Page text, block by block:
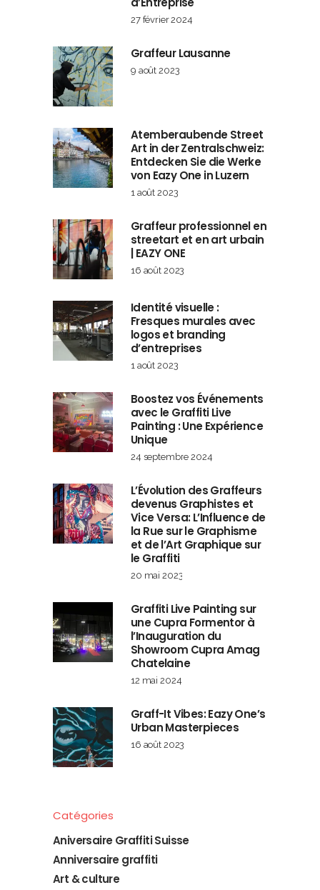
27 février 2024
Graffeur Lausanne
9 août 2023
Atemberaubende Street
Art in der Zentralschweiz:
Entdecken Sie die Werke
von Eazy One in Luzern
1 août 2023
Graffeur professionnel en
streetart et en art urbain
| EAZY ONE
16 août 2023
Identité visuelle :
Fresques murales avec
logos et branding
d’entreprises
1 août 2023
Boostez vos Événements
avec le Graffiti Live
Painting : Une Expérience
Unique
24 septembre 2024
L’Évolution des Graffeurs
devenus Graphistes et
Vice Versa: L’Influence de
la Rue sur le Graphisme
et de l’Art Graphique sur
le Graffiti
20 mai 2023
Graffiti Live Painting sur
une Cupra Formentor à
l’Inauguration du
Showroom Cupra Amag
Chatelaine
12 mai 2024
Graff-It Vibes: Eazy One’s
Urban Masterpieces
16 août 2023
Catégories
Aniversaire Graffiti Suisse
Anniversaire graffiti
Art & culture